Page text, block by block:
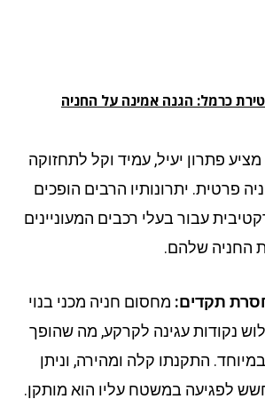
הגנה אמינה על החניה
יעיל, עמיד וקל לתחזוקה
יתרונותיו הרבים הופכים
עבור בעלי רכבים המעוניינים
שלהם.
תקדים:מחסום חניה מכני בנוי
עגינה לקרקע, מה שהופך
התקנתו קלה ומהירה, וניתן
במשטח עליו הוא מותקן.